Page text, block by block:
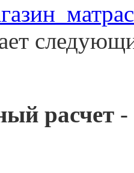
расчет -